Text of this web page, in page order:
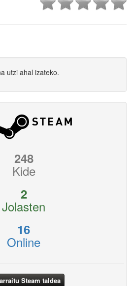
utzi ahal izateko.
248
Kide
2
Jolasten
16
Online
Steam taldea